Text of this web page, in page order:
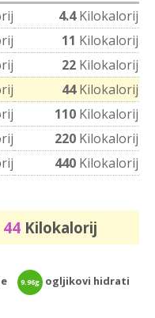
4.4Kilokalorij
11 Kilokalorij
22 Kilokalorij
44Kilokalorij
110 Kilokalorij
220 Kilokalorij
440 Kilokalorij
44 Kilokalorij
9.96g
ogljikovi hidrati